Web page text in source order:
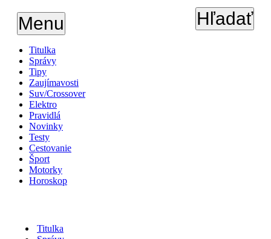
Menu Hľadať
Titulka
Správy
Tipy
Zaujímavosti
Suv/Crossover
Elektro
Pravidlá
Novinky
Testy
Cestovanie
Šport
Motorky
Horoskop
Titulka